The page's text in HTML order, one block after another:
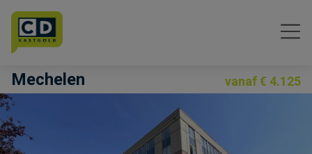
Menu overslaan en naar de inhoud gaan
Mechelen vanaf € 4.125